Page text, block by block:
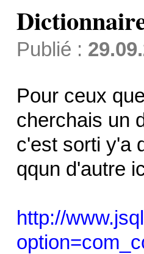
Publié :
Pour ceux
cherchais un
c'est sorti y'a
qqun d'autre
http://